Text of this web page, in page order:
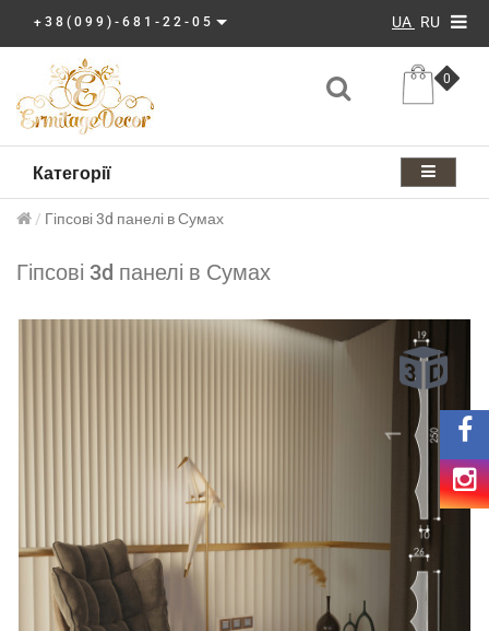
+38(099)-681-22-05 UA RU
0
Категорії
Гіпсові 3d панелі в Сумах
Гіпсові 3d панелі в Сумах